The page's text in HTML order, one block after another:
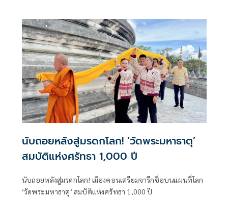
นับถอยหลังสู่มรดกโลก! ‘วัดพระมหาธาตุ’
สมบัติแห่งศรัทธา 1,000 ปี
นับถอยหลังสู่มรดกโลก! เมืองคอนเตรียมจารึกชื่อบนแผนที่โลก
‘วัดพระมหาธาตุ’ สมบัติแห่งศรัทธา 1,000 ปี